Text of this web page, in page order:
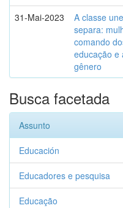
31-Mai-2023
A classe
separa:
comando
educação e
gênero
Busca facetada
Assunto
Educación
Educadores e pesquisa
Educação